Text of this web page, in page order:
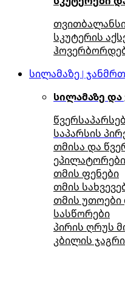
სკუტერის
სილამაზე |
სილამაზე
საპარსის
თმისა და
ეპილატორები
თმის ფენები
თმის
თმის უთოები
სასწორები
პირის ღრუს
კბილის